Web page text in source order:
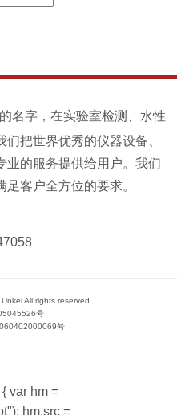
名字，在实验室检测、水性
把世界优秀的仪器设备、
业的服务提供给用户。我们
客户全方位的要求。
All rights reserved.
号
号
var hm =
hm.src =